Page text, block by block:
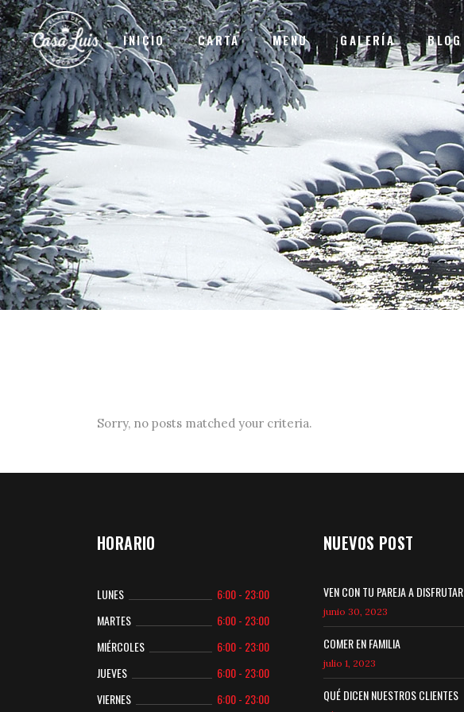
INICIO CARTA MENU GALERÍA BLOG
Sorry, no posts matched your criteria.
HORARIO
LUNES
6:00 - 23:00
MARTES
6:00 - 23:00
MIÉRCOLES
6:00 - 23:00
JUEVES
6:00 - 23:00
VIERNES
6:00 - 23:00
NUEVOS POST
VEN CON TU PAREJA A DISFRUTAR
junio 30, 2023
COMER EN FAMILIA
julio 1, 2023
QUÉ DICEN NUESTROS CLIENTES